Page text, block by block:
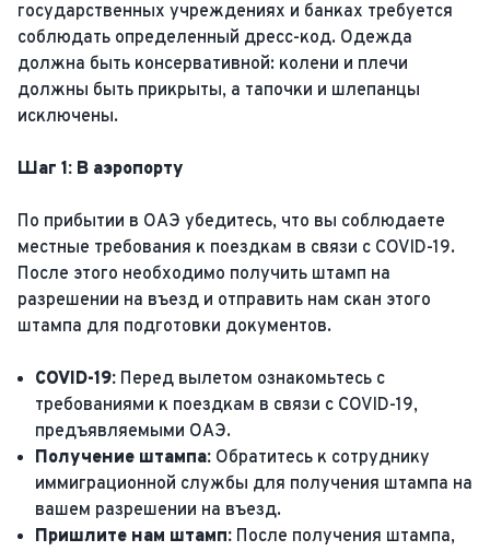
государственных учреждениях и банках требуется
соблюдать определенный дресс-код. Одежда
должна быть консервативной: колени и плечи
должны быть прикрыты, а тапочки и шлепанцы
исключены.
Шаг 1: В аэропорту
По прибытии в ОАЭ убедитесь, что вы соблюдаете
местные требования к поездкам в связи с COVID-19.
После этого необходимо получить штамп на
разрешении на въезд и отправить нам скан этого
штампа для подготовки документов.
COVID-19: Перед вылетом ознакомьтесь с
требованиями к поездкам в связи с COVID-19,
предъявляемыми ОАЭ.
Получение штампа: Обратитесь к сотруднику
иммиграционной службы для получения штампа на
вашем разрешении на въезд.
Пришлите нам штамп: После получения штампа,